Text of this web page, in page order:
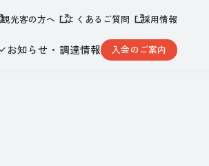
観光客の方へ よくあるご質問 採用情報
お知らせ・調達情報 入会のご案内